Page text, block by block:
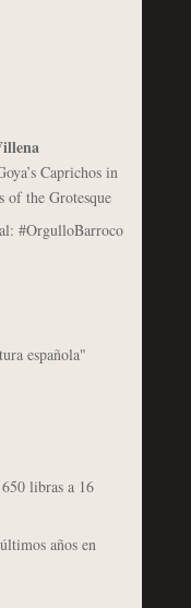
Caprichos in
of the Grotesque
#OrgulloBarroco
española"
libras a 16
años en